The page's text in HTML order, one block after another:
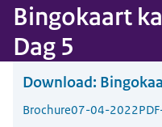
Bingokaart
Dag 5
Download:
Brochure07-04-2022